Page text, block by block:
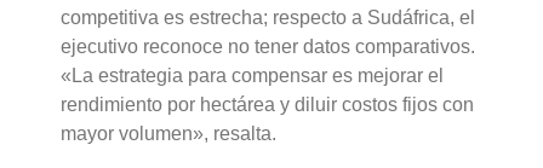
competitiva es estrecha; respecto a Sudáfrica, el
ejecutivo reconoce no tener datos comparativos.
«La estrategia para compensar es mejorar el
rendimiento por hectárea y diluir costos fijos con
mayor volumen», resalta.